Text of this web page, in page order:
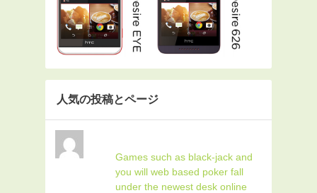
人気の投稿とページ
Games such as black-jack and
you will web based poker fall
under the newest desk online